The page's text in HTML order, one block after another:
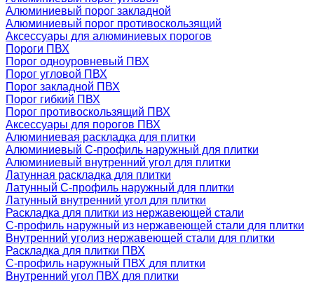
Алюминиевый порог закладной
Алюминиевый порог противоскользящий
Аксессуары для алюминиевых порогов
Пороги ПВХ
Порог одноуровневый ПВХ
Порог угловой ПВХ
Порог закладной ПВХ
Порог гибкий ПВХ
Порог противоскользящий ПВХ
Аксессуары для порогов ПВХ
Алюминиевая раскладка для плитки
Алюминиевый С-профиль наружный для плитки
Алюминиевый внутренний угол для плитки
Латунная раскладка для плитки
Латунный С-профиль наружный для плитки
Латунный внутренний угол для плитки
Раскладка для плитки из нержавеющей стали
С-профиль наружный из нержавеющей стали для плитки
Внутренний уголиз нержавеющей стали для плитки
Раскладка для плитки ПВХ
С-профиль наружный ПВХ для плитки
Внутренний угол ПВХ для плитки